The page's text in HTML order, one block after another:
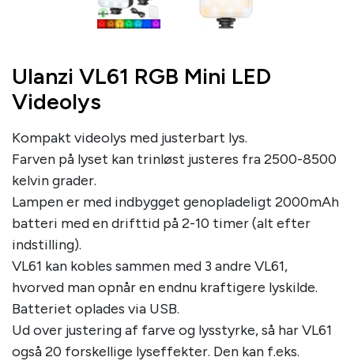
Ulanzi VL61 RGB Mini LED
Videolys
Kompakt videolys med justerbart lys.
Farven på lyset kan trinløst justeres fra 2500-8500
kelvin grader.
Lampen er med indbygget genopladeligt 2000mAh
batteri med en drifttid på 2-10 timer (alt efter
indstilling).
VL61 kan kobles sammen med 3 andre VL61,
hvorved man opnår en endnu kraftigere lyskilde.
Batteriet oplades via USB.
Ud over justering af farve og lysstyrke, så har VL61
også 20 forskellige lyseffekter. Den kan f.eks.